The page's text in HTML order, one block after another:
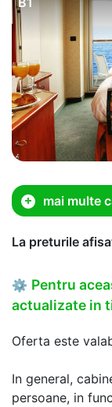
mai multe
La preturile
⚙ Pentru
actualizate in
Oferta este
In general,
persoane, in